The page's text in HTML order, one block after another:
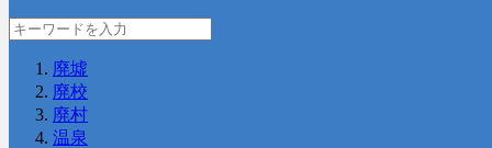
廃墟
廃校
廃村
温泉